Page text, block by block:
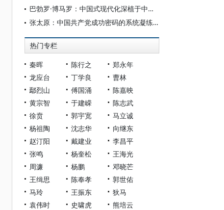
巴勃罗·博马罗：中国式现代化深植于中国共产党的系统性规划与全方位治理实践
张太原：中国共产党成功密码的系统凝练与理论升华
热门专栏
秦晖 陈行之
郑永年
龙应台
丁学良
曹林
鄢烈山
傅国涌
陈嘉映
黄宗智
于建嵘
陈志武
徐贲
郭宇宽
马立诚
杨祖陶
沈志华
向继东
赵汀阳
戴建业
李昌平
张鸣
杨奎松
王海光
周濂
杨鹏
邓晓芒
王缉思
陈奉孝
郭世佑
马玲
王振东
狄马
袁伟时
史啸虎
熊培云